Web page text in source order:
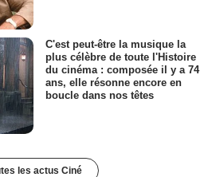
C'est peut-être la musique la
plus célèbre de toute l'Histoire
du cinéma : composée il y a 74
ans, elle résonne encore en
boucle dans nos têtes
les actus Ciné